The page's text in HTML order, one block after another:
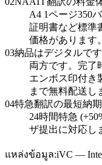
A4 1ページ350
証明書など標準
価格があります。
03納品はデジタルで
両方です。完了
エンボス印付き
まで無料配送し
04特急翻訳の最短納期
24時間特急
ザ提出に対応し
แหล่งข้อมูล:iVC —